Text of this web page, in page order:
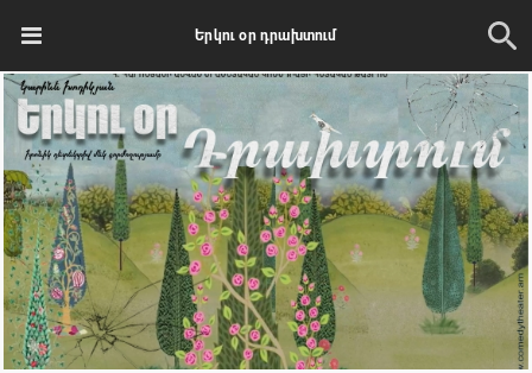
Երկու օր դրախտում